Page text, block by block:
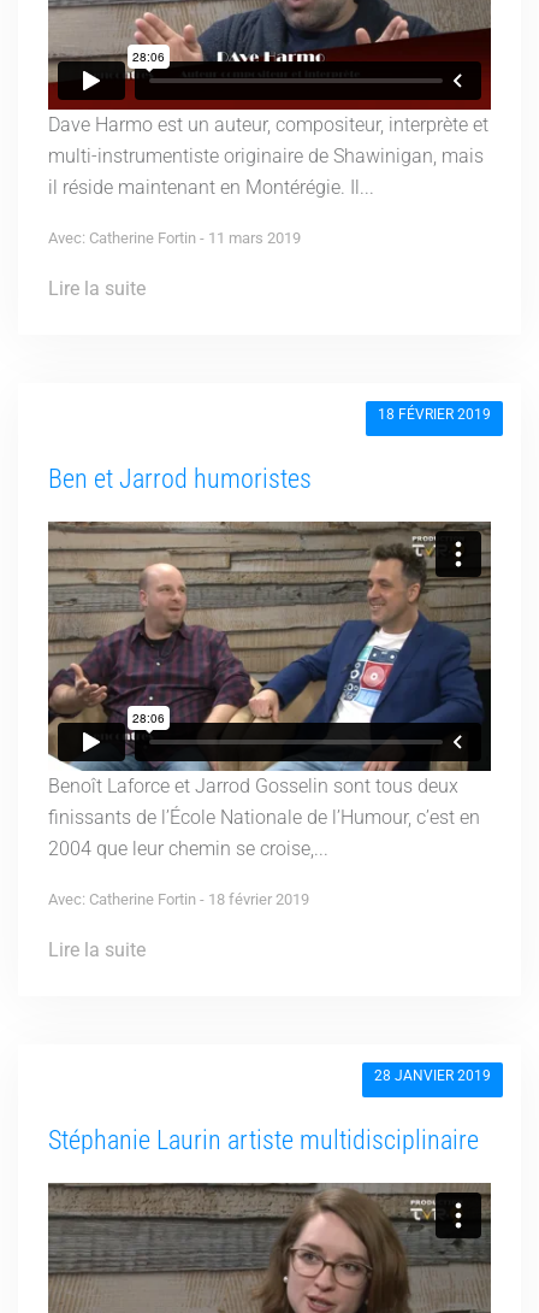
Dave Harmo est un auteur, compositeur, interprète et
multi-instrumentiste originaire de Shawinigan, mais
il réside maintenant en Montérégie. Il...
Avec: Catherine Fortin - 11 mars 2019
Lire la suite
18 FÉVRIER 2019
Ben et Jarrod humoristes
Benoît Laforce et Jarrod Gosselin sont tous deux
finissants de l’École Nationale de l’Humour, c’est en
2004 que leur chemin se croise,...
Avec: Catherine Fortin - 18 février 2019
Lire la suite
28 JANVIER 2019
Stéphanie Laurin artiste multidisciplinaire